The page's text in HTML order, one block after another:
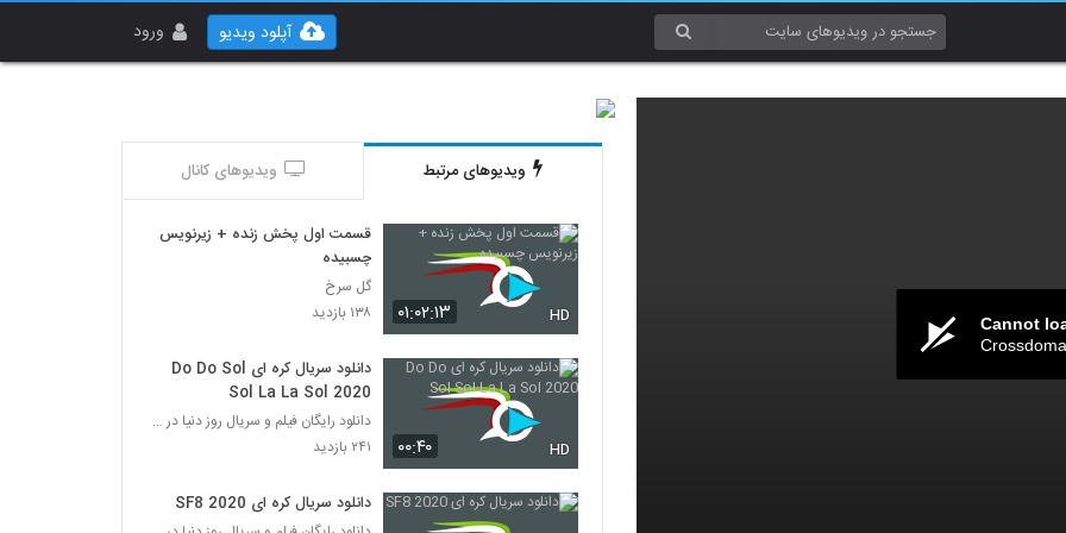
ورود آپلود ویدیو
Cannot
ویدیوهای مرتبط ویدیوهای کانال
۰۱:۰۲:۱۳ HD
قسمت اول پخش زنده + زیرنویس
چسبیده
گل سرخ
۱۳۸ بازدید
۰۰:۴۰ HD
دانلود سریال کره ای Do Do Sol
Sol La La Sol 2020
دانلود رایگان فیلم و سریال روز دنیا در درامافا
۲۴۱ بازدید
دانلود سریال کره ای SF8 2020